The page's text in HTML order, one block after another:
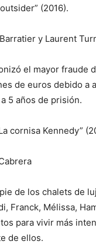
(2016).
y Laurent
el mayor fraude
de euros debido a
5 años de prisión.
cornisa Kennedy”
de los chalets de
Franck, Mélissa,
para vivir más
de ellos.